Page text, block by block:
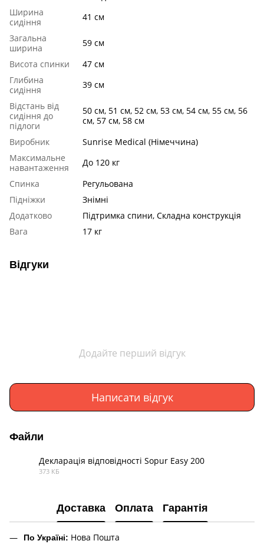
Ширина
сидіння
41 см
Загальна
ширина
59 см
Висота спинки
47 см
Глибина
сидіння
39 см
Відстань від
сидіння до
підлоги
50 см, 51 см, 52 см, 53 см, 54 см, 55 см, 56
см, 57 см, 58 см
Виробник
Sunrise Medical (Німеччина)
Максимальне
навантаження
До 120 кг
Спинка
Регульована
Підніжки
Знімні
Додатково
Підтримка спини, Складна конструкція
Вага
17 кг
Відгуки
Додайте перший відгук
Написати відгук
Файли
Декларація відповідності Sopur Easy 200
373 КБ
Доставка Оплата Гарантія
По Україні: Нова Пошта